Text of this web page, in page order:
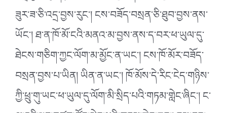
ཟུར་ཟ་ཅི་འདྲ་བྱས་རུང་། ངས་བཟོད་བསྲན་ཅི་ཐུབ་བྱས་ནས་
ཡོང་། ཐ་ན་ཁོ་མོ་ངའི་མནའ་མ་བྱས་ནས་ད་བར་ཕ་ཡུལ་དུ་
ཐེངས་གཅིག་ཀྱང་ལོག་མ་མྱོང་ན་ཡང་། ངས་ཁོ་མོར་བཟོད་
བསྲན་བྱས་པ་ཡིན། ཡིན་ན་ཡང་། ཁོ་མོས་དེ་རིང་ངེད་གཉིས་
ཀྱི་ཕྲུ་གུ་ཡང་ཕ་ཡུལ་དུ་ལོག་མི་སྲིད་པའི་གཏམ་གླེང་ཞིང་། ང་